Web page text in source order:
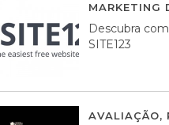
MARKETING
Descubra
SITE123
AVALIAÇÃO,